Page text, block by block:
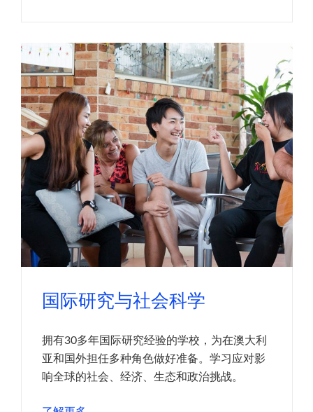
国际研究与社会科学
拥有30多年国际研究经验的学校，为在澳大利
亚和国外担任多种角色做好准备。学习应对影
响全球的社会、经济、生态和政治挑战。